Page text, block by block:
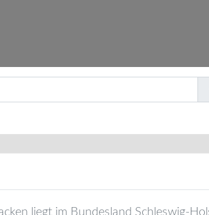
liegt im Bundesland Schleswig-